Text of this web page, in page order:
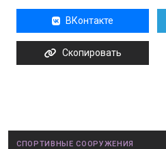
ВКонтакте
Скопировать
СПОРТИВНЫЕ СООРУЖЕНИЯ